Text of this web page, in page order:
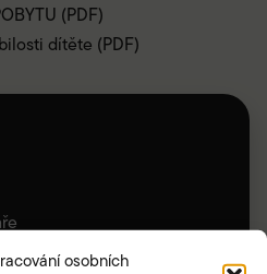
osobních
(PDF)
dítěte (PDF)